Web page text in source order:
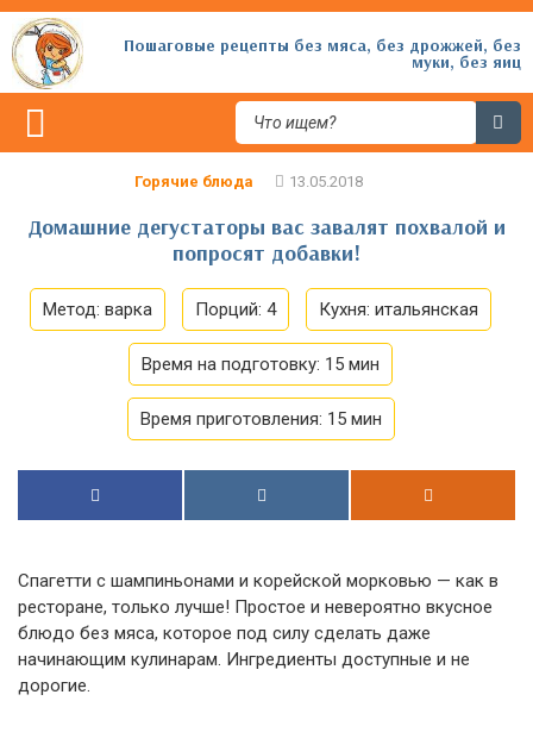
Пошаговые рецепты без мяса, без дрожжей, без
муки, без яиц
Горячие блюда
Домашние дегустаторы вас завалят похвалой и
попросят добавки!
Метод: варка Порций: 4 Кухня: итальянская
Время на подготовку: 15 мин
Время приготовления: 15 мин
Спагетти с шампиньонами и корейской морковью — как в
ресторане, только лучше! Простое и невероятно вкусное
блюдо без мяса, которое под силу сделать даже
начинающим кулинарам. Ингредиенты доступные и не
дорогие.